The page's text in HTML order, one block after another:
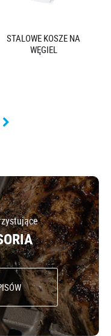
STALOWE KOSZE NA
WĘGIEL